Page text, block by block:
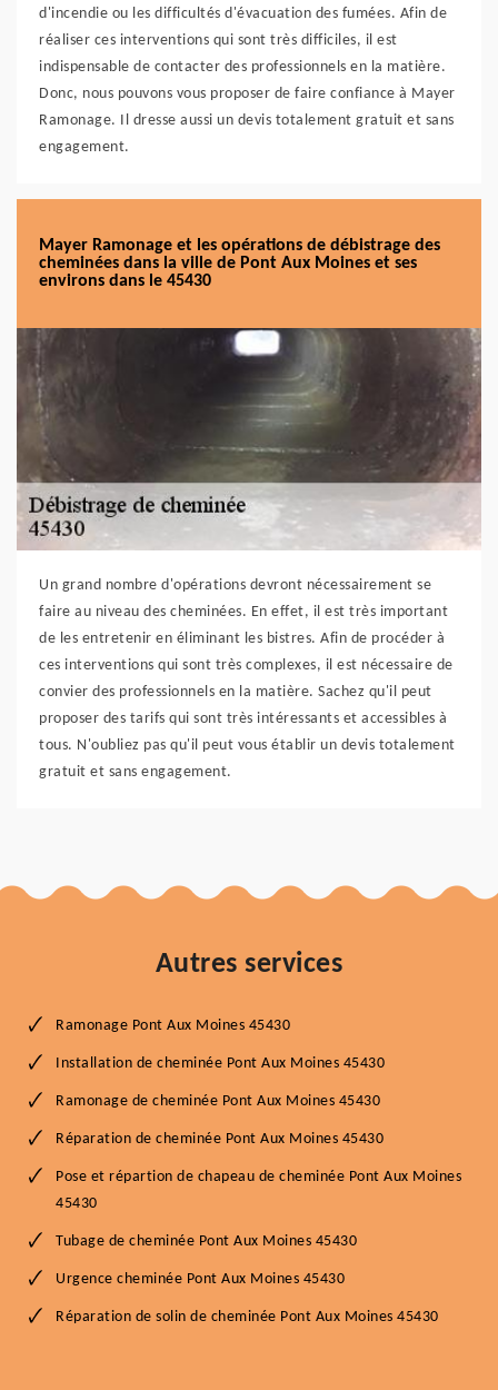
d'incendie ou les difficultés d'évacuation des fumées. Afin de
réaliser ces interventions qui sont très difficiles, il est
indispensable de contacter des professionnels en la matière.
Donc, nous pouvons vous proposer de faire confiance à Mayer
Ramonage. Il dresse aussi un devis totalement gratuit et sans
engagement.
Mayer Ramonage et les opérations de débistrage des
cheminées dans la ville de Pont Aux Moines et ses
environs dans le 45430
Un grand nombre d'opérations devront nécessairement se
faire au niveau des cheminées. En effet, il est très important
de les entretenir en éliminant les bistres. Afin de procéder à
ces interventions qui sont très complexes, il est nécessaire de
convier des professionnels en la matière. Sachez qu'il peut
proposer des tarifs qui sont très intéressants et accessibles à
tous. N'oubliez pas qu'il peut vous établir un devis totalement
gratuit et sans engagement.
Autres services
Ramonage Pont Aux Moines 45430
Installation de cheminée Pont Aux Moines 45430
Ramonage de cheminée Pont Aux Moines 45430
Réparation de cheminée Pont Aux Moines 45430
Pose et répartion de chapeau de cheminée Pont Aux Moines
45430
Tubage de cheminée Pont Aux Moines 45430
Urgence cheminée Pont Aux Moines 45430
Réparation de solin de cheminée Pont Aux Moines 45430